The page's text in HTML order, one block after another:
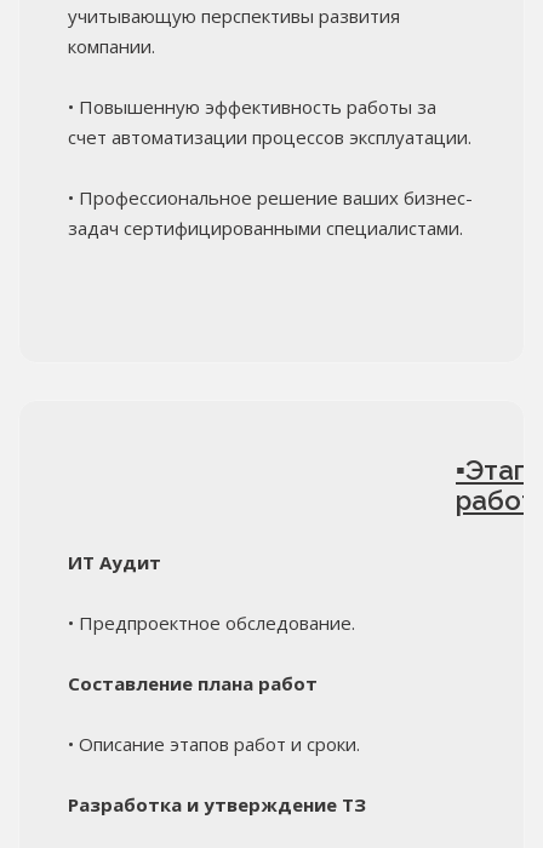
учитывающую перспективы развития
компании.
• Повышенную эффективность работы за
счет автоматизации процессов эксплуатации.
• Профессиональное решение ваших бизнес-
задач сертифицированными специалистами.
работ
ИТ Аудит
• Предпроектное обследование.
Составление плана работ
• Описание этапов работ и сроки.
Разработка и утверждение ТЗ